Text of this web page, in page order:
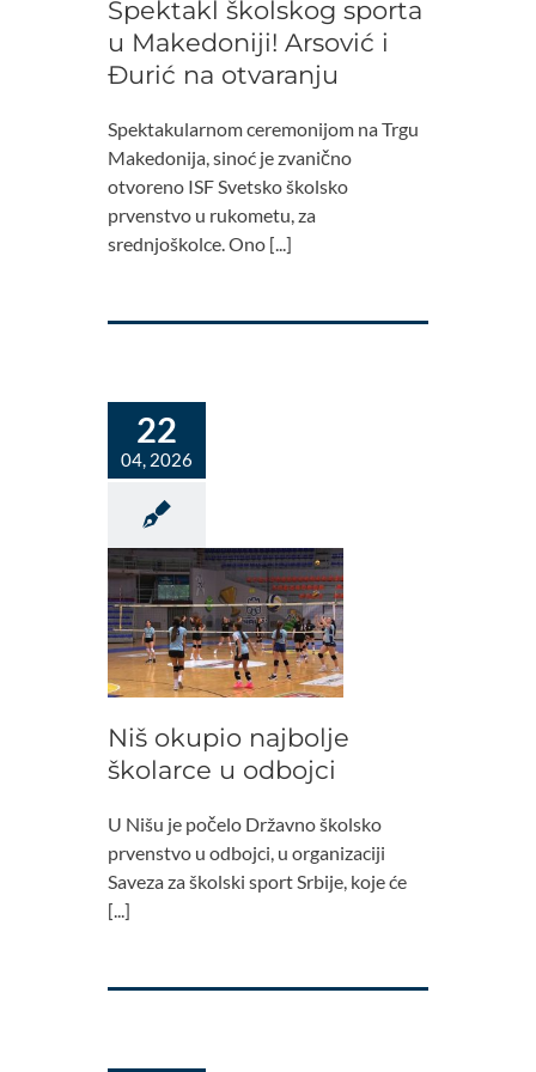
Spektakl školskog sporta
u Makedoniji! Arsović i
Đurić na otvaranju
Spektakularnom ceremonijom na Trgu
Makedonija, sinoć je zvanično
otvoreno ISF Svetsko školsko
prvenstvo u rukometu, za
srednjoškolce. Ono [...]
22
04, 2026
Niš okupio najbolje
školarce u odbojci
U Nišu je počelo Državno školsko
prvenstvo u odbojci, u organizaciji
Saveza za školski sport Srbije, koje će
[...]